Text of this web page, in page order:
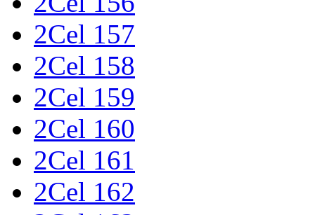
2Cel 157
2Cel 158
2Cel 159
2Cel 160
2Cel 161
2Cel 162